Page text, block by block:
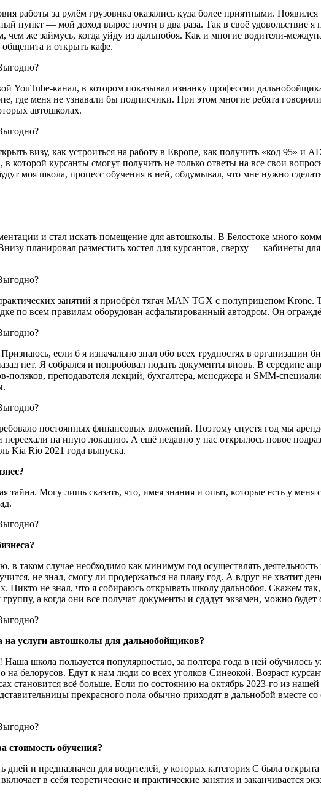
работы за рулём грузовика оказались куда более приятными.
пункт — мой доход вырос почти в два раза. Так в своё удовольствие я
чем же займусь, когда уйду из дальнобоя. Как и многие водители-
и открыть кафе.
канал, в котором показывал изнанку профессии
где меня не узнавали бы подписчики. При этом многие ребята
автошколах.
визу, как устроиться на работу в Европе, как получить «код 95» и
которой курсанты смогут получить не только ответы на все свои
моя школа, процесс обучения в ней, обдумывал, что мне нужно
и стал искать помещение для автошколы. В Белостоке много
планировал разместить хостел для курсантов, сверху — кабинеты
занятий я приобрёл тягач MAN TGX c полуприцепом Krone.
по всем правилам оборудован асфальтированный автодром. Он
если б я изначально знал обо всех трудностях в организации
нет. Я собрался и попробовал подать документы вновь. В середине
преподавателя лекций, бухгалтера, менеджера и SММ-
постоянных финансовых вложений. Поэтому спустя год мы
на иную локацию. А ещё недавно у нас открылось новое
Kia Rio 2021 года выпуска.
тайна. Могу лишь сказать, что, имея знания и опыт, которые есть у меня
в таком случае необходимо как минимум год осуществлять
не знал, смогу ли продержаться на плаву год. А вдруг не хватит
не знал, что я собираюсь открывать школу дальнобоя. Скажем
а когда они все получат документы и сдадут экзамен, можно
на услуги автошколы для дальнобойщиков?
школа пользуется популярностью, за полтора года в ней
белорусов. Едут к нам люди со всех уголков Синеокой. Возраст
становится всё больше. Если по состоянию на октябрь 2023-го из
прекрасного пола обычно приходят в дальнобой вместе
обучения?
и предназначен для водителей, у которых категория С была
в себя теоретические и практические занятия и заканчивается